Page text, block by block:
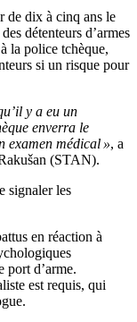
de dix à cinq ans le
détenteurs d’armes
la police tchèque,
si un risque pour
y a eu un
enverra le
examen médical », a
(STAN).
signaler les
en réaction à
port d’arme.
est requis, qui